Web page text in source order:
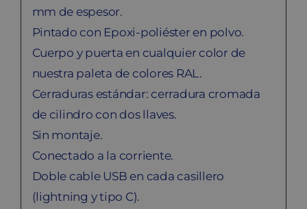
mm de espesor.
Pintado con Epoxi-poliéster en polvo.
Cuerpo y puerta en cualquier color de
nuestra paleta de colores RAL.
Cerraduras estándar: cerradura cromada
de cilindro con dos llaves.
Sin montaje.
Conectado a la corriente.
Doble cable USB en cada casillero
(lightning y tipo C).